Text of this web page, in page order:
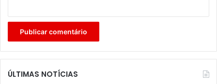
ÚLTIMAS NOTÍCIAS